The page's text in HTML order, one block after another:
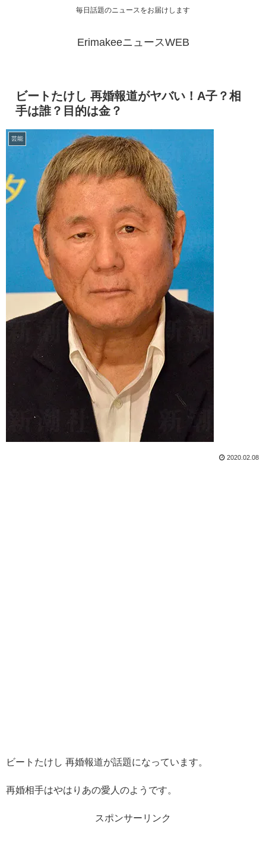
毎日話題のニュースをお届けします
ErimakeeニュースWEB
ビートたけし 再婚報道がヤバい！A子？相
手は誰？目的は金？
芸能
2020.02.08
ビートたけし 再婚報道が話題になっています。
再婚相手はやはりあの愛人のようです。
スポンサーリンク